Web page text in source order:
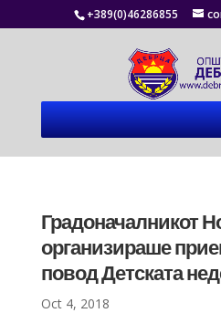
+389(0)46286855
Градоначалникот
организираше
повод Детската
Oct 4, 2018